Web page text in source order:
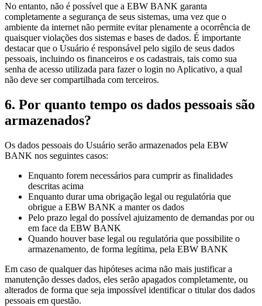
No entanto, não é possível que a EBW BANK garanta
completamente a segurança de seus sistemas, uma vez que o
ambiente da internet não permite evitar plenamente a ocorrência de
quaisquer violações dos sistemas e bases de dados. É importante
destacar que o Usuário é responsável pelo sigilo de seus dados
pessoais, incluindo os financeiros e os cadastrais, tais como sua
senha de acesso utilizada para fazer o login no Aplicativo, a qual
não deve ser compartilhada com terceiros.
6. Por quanto tempo os dados pessoais são
armazenados?
Os dados pessoais do Usuário serão armazenados pela EBW
BANK nos seguintes casos:
Enquanto forem necessários para cumprir as finalidades
descritas acima
Enquanto durar uma obrigação legal ou regulatória que
obrigue a EBW BANK a manter os dados
Pelo prazo legal do possível ajuizamento de demandas por ou
em face da EBW BANK
Quando houver base legal ou regulatória que possibilite o
armazenamento, de forma legítima, pela EBW BANK
Em caso de qualquer das hipóteses acima não mais justificar a
manutenção desses dados, eles serão apagados completamente, ou
alterados de forma que seja impossível identificar o titular dos dados
pessoais em questão.